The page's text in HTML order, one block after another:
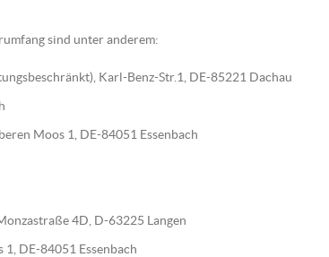
sind unter anderem:
Karl-Benz-Str.1, DE-85221 Dachau
Moos 1, DE-84051 Essenbach
4D, D-63225 Langen
DE-84051 Essenbach